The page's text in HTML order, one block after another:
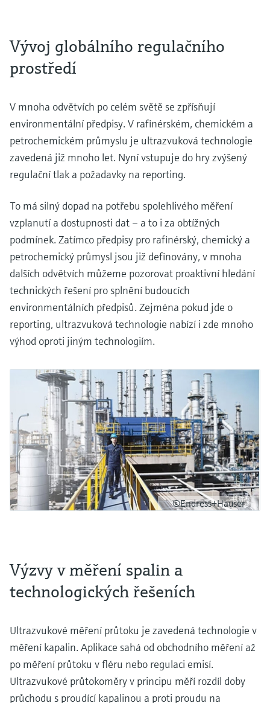
Vývoj globálního regulačního
prostředí
V mnoha odvětvích po celém světě se zpřísňují
environmentální předpisy. V rafinérském, chemickém a
petrochemickém průmyslu je ultrazvuková technologie
zavedená již mnoho let. Nyní vstupuje do hry zvýšený
regulační tlak a požadavky na reporting.
To má silný dopad na potřebu spolehlivého měření
vzplanutí a dostupnosti dat – a to i za obtížných
podmínek. Zatímco předpisy pro rafinérský, chemický a
petrochemický průmysl jsou již definovány, v mnoha
dalších odvětvích můžeme pozorovat proaktivní hledání
technických řešení pro splnění budoucích
environmentálních předpisů. Zejména pokud jde o
reporting, ultrazvuková technologie nabízí i zde mnoho
výhod oproti jiným technologiím.
©Endress+Hauser
Výzvy v měření spalin a
technologických řešeních
Ultrazvukové měření průtoku je zavedená technologie v
měření kapalin. Aplikace sahá od obchodního měření až
po měření průtoku v fléru nebo regulaci emisí.
Ultrazvukové průtokoměry v principu měří rozdíl doby
průchodu s proudící kapalinou a proti proudu na